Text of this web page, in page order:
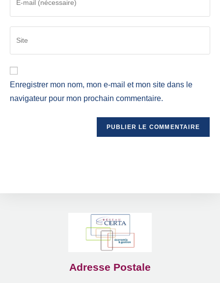
Enregistrer mon nom, mon e-mail et mon site dans le
navigateur pour mon prochain commentaire.
Adresse Postale